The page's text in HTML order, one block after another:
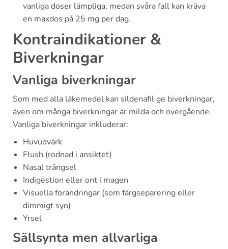
vanliga doser lämpliga, medan svåra fall kan kräva
en maxdos på 25 mg per dag.
Kontraindikationer &
Biverkningar
Vanliga biverkningar
Som med alla läkemedel kan sildenafil ge biverkningar,
även om många biverkningar är milda och övergående.
Vanliga biverkningar inkluderar:
Huvudvärk
Flush (rodnad i ansiktet)
Nasal trängsel
Indigestion eller ont i magen
Visuella förändringar (som färgseparering eller
dimmigt syn)
Yrsel
Sällsynta men allvarliga